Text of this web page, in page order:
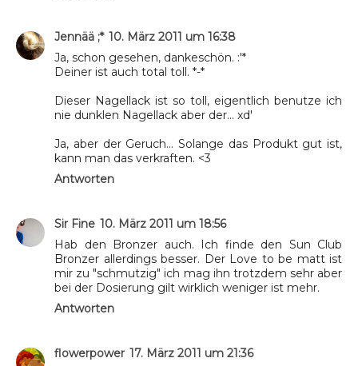
Jennää ;* 10. März 2011 um 16:38
Ja, schon gesehen, dankeschön. :'*
Deiner ist auch total toll. *-*
Dieser Nagellack ist so toll, eigentlich benutze ich
nie dunklen Nagellack aber der... xd'
Ja, aber der Geruch... Solange das Produkt gut ist,
kann man das verkraften. <3
Antworten
Sir Fine 10. März 2011 um 18:56
Hab den Bronzer auch. Ich finde den Sun Club
Bronzer allerdings besser. Der Love to be matt ist
mir zu "schmutzig" ich mag ihn trotzdem sehr aber
bei der Dosierung gilt wirklich weniger ist mehr.
Antworten
flowerpower 17. März 2011 um 21:36